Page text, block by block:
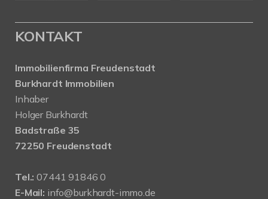
KONTAKT
Immobilienfirma Freudenstadt
Burkhardt Immobilien
Inhaber
Holger Burkhardt
Badstraße 35
72250 Freudenstadt
Tel.: 07441 91846 0
E-Mail: info@burkhardt-immo.de